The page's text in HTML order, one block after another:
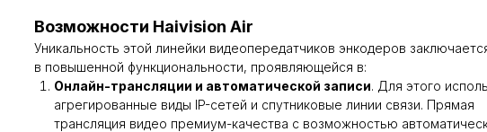
Возможности Haivision Air
Уникальность этой линейки видеопередатчиков энкодеров
в повышенной функциональности, проявляющейся в:
Онлайн-трансляции и автоматической записи. Для этого
агрегированные виды IP-сетей и спутниковые линии связи. Прямая
трансляция видео премиум-качества с возможностью